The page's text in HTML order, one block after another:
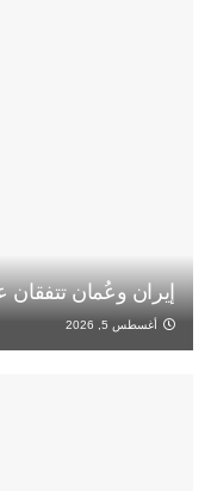
إيران وعُمان
أغسطس 5, 2026